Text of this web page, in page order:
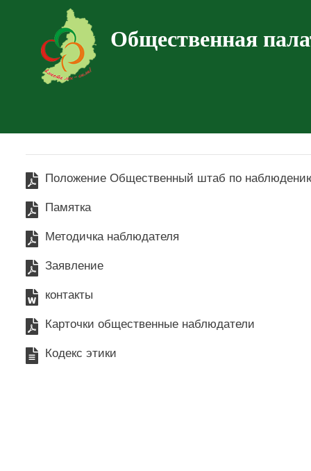
Общественная
Положение Общественный штаб по
Памятка
Методичка наблюдателя
Заявление
контакты
Карточки общественные наблюдатели
Кодекс этики